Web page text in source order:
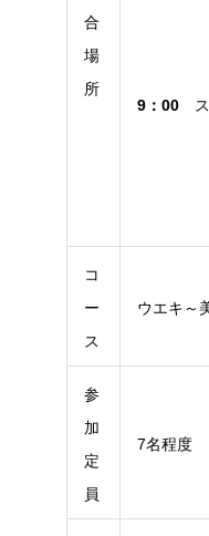
合
場
所
9：00 ス
コ
ー
ス
ウエキ～
参
加
定
員
7名程度